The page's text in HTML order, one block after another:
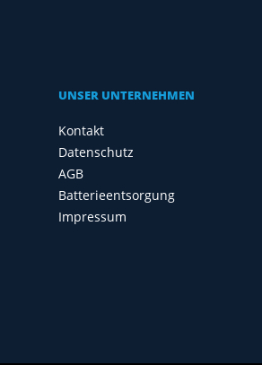
UNSER UNTERNEHMEN
Kontakt
Datenschutz
AGB
Batterieentsorgung
Impressum